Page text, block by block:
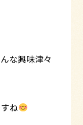
な興味津々
ね